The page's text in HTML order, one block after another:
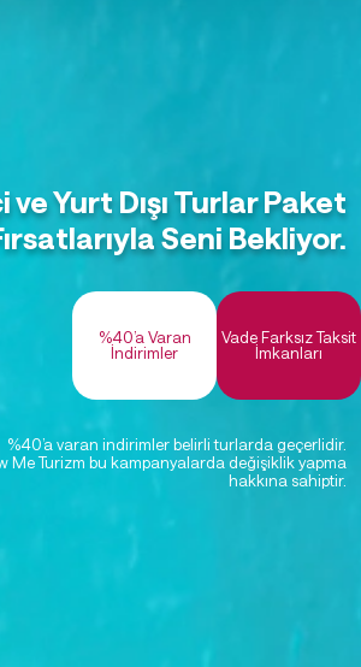
ve Yurt Dışı Turlar Paket
Seni Bekliyor.
%40’a Varan
İndirimler
Vade Farksız Taksit
İmkanları
%40’a varan indirimler belirli turlarda geçerlidir.
Me Turizm bu kampanyalarda değişiklik yapma
hakkına sahiptir.